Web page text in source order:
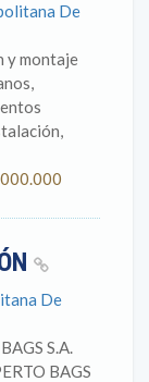
De
y montaje
De
S.A.
BAGS